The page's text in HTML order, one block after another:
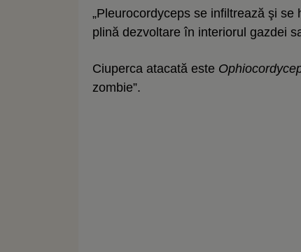
„Pleurocordyceps se infiltrează şi
plină dezvoltare în interiorul gazdei
Ciuperca atacată este
zombie”.